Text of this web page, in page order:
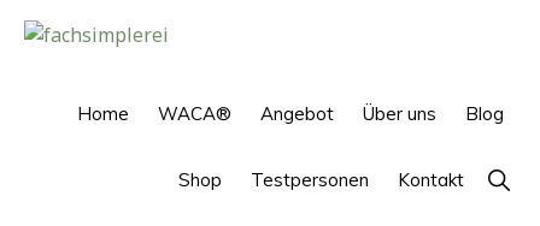
to
navigation
to
contentHome WACA® Angebot Über uns Blog
Shop Testpersonen Kontakt Show